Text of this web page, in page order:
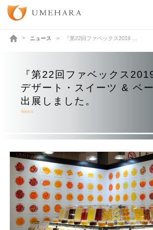
ニュース 『第22回ファベックス2019 …
『第22回ファベックス
デザート・スイーツ & ベ
出展しました。
News